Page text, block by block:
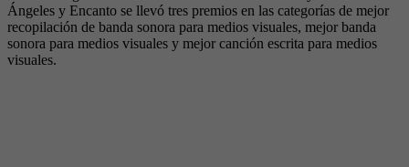
Ángeles y Encanto se llevó tres premios en las categorías de mejor
recopilación de banda sonora para medios visuales, mejor banda
sonora para medios visuales y mejor canción escrita para medios
visuales.